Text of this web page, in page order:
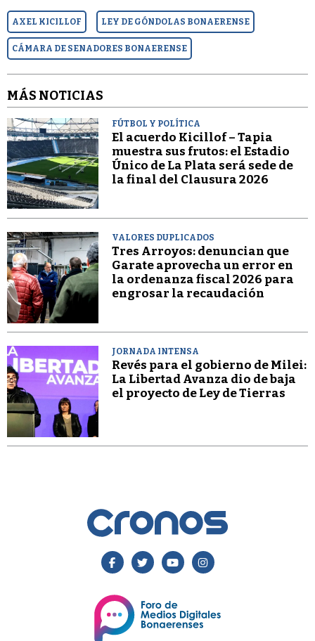
AXEL KICILLOF LEY DE GÓNDOLAS BONAERENSE
CÁMARA DE SENADORES BONAERENSE
MÁS NOTICIAS
FÚTBOL Y POLÍTICA
El acuerdo Kicillof – Tapia
muestra sus frutos: el Estadio
Único de La Plata será sede de
la final del Clausura 2026
VALORES DUPLICADOS
Tres Arroyos: denuncian que
Garate aprovecha un error en
la ordenanza fiscal 2026 para
engrosar la recaudación
JORNADA INTENSA
Revés para el gobierno de Milei:
La Libertad Avanza dio de baja
el proyecto de Ley de Tierras